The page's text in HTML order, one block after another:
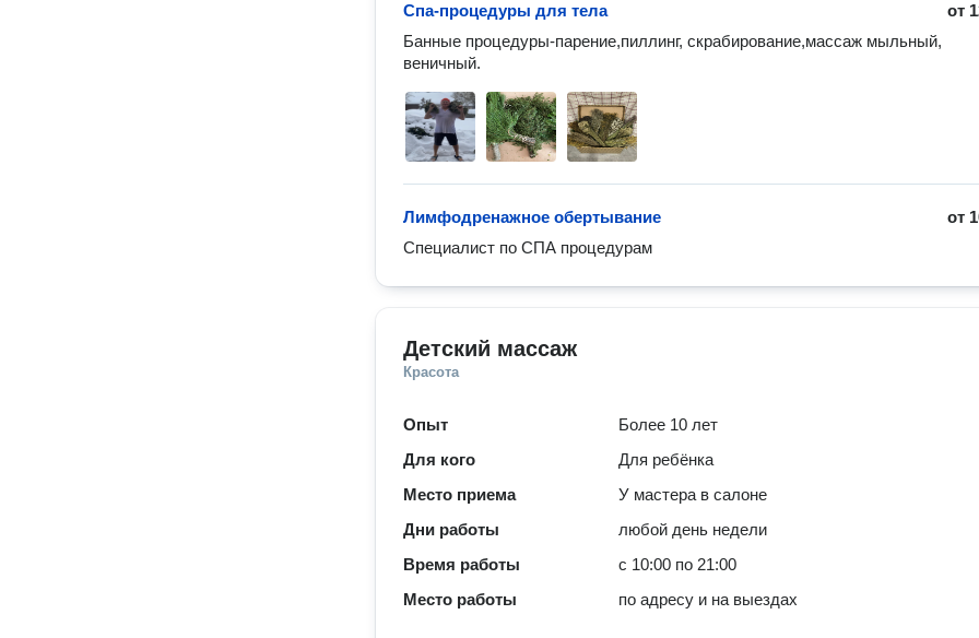
от
Спа-процедуры для тела
Банные процедуры-парение,пиллинг, скрабирование,массаж мыльный,
веничный.
от
Лимфодренажное обертывание
Специалист по СПА процедурам
Детский массаж
Красота
Опыт
Более 10 лет
Для кого
Для ребёнка
Место приема
У мастера в салоне
Дни работы
любой день недели
Время работы
с 10:00 по 21:00
Место работы
по адресу и на выездах